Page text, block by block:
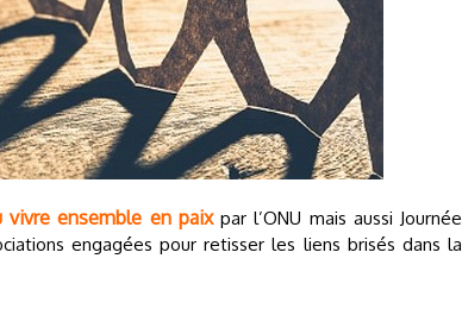
vivre ensemble en paixpar l’ONU mais aussi Journée
engagées pour retisser les liens brisés dans la